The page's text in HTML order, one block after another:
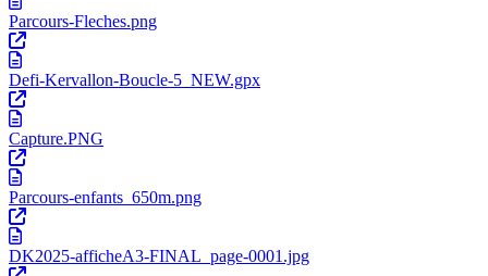
Parcours-Fleches.png
Defi-Kervallon-Boucle-5_NEW.gpx
Capture.PNG
Parcours-enfants_650m.png
DK2025-afficheA3-FINAL_page-0001.jpg